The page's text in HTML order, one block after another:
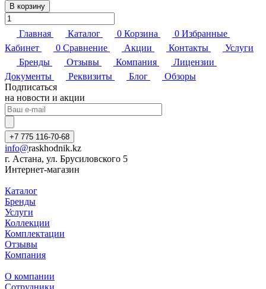
В корзину
Главная Каталог 0 Корзина 0 Избранные
Кабинет
0 Сравнение Акции Контакты
Услуги
Бренды
Отзывы Компания
Лицензии
Документы
Реквизиты Блог
Обзоры
Подписаться
на новости и акции
+7 775 116-70-68
info@raskhodnik.kz
г. Астана, ул. Брусиловского 5
Интернет-магазин
Каталог
Бренды
Услуги
Коллекции
Комплектации
Отзывы
Компания
О компании
Сотрудники